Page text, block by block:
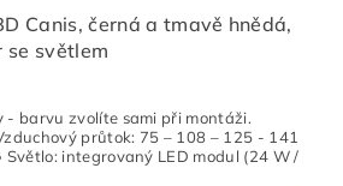
Canis, černá a tmavě hnědá,
světlem
- barvu zvolíte sami při montáži.
průtok: 75 – 108 – 125 - 141
Světlo: integrovaný LED modul (24 W /